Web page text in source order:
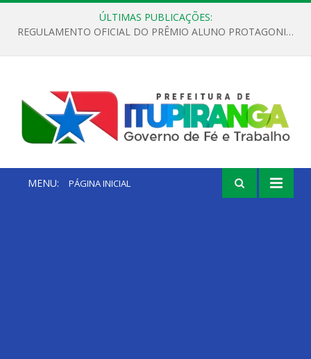
ÚLTIMAS PUBLICAÇÕES:
REGULAMENTO OFICIAL DO PRÊMIO ALUNO PROTAGONISTA – EDIÇÃO 2026
MENU: PÁGINA INICIAL